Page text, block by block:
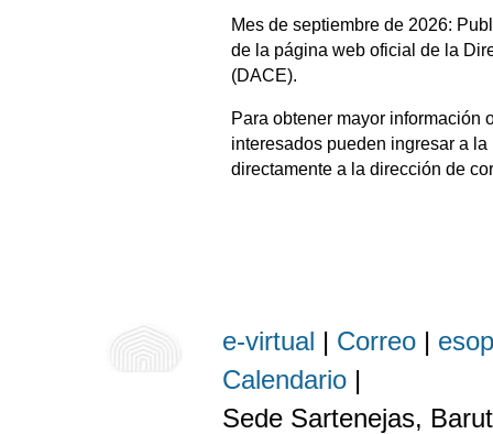
Mes de septiembre de 2026:
de la página web oficial de la
(DACE).
Para obtener mayor información
interesados pueden ingresar a
directamente a la dirección de
e-virtual | Correo|
Calendario|
Sede Sartenejas,